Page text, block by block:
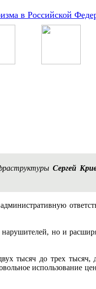
в Российской
Сергей
но и
тысяч до трех
использование